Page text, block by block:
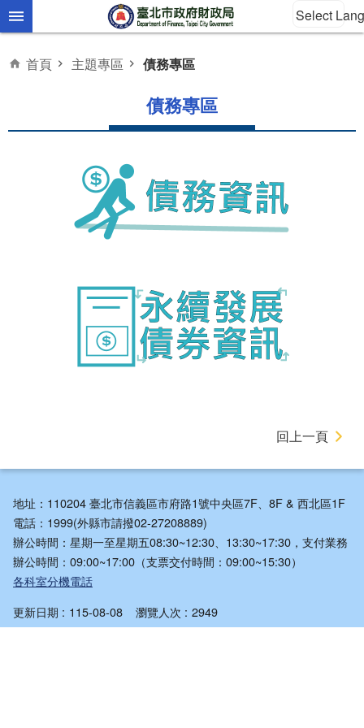
跳到主要內容區塊 Select
首頁 主題專區 債務專區
債務專區
回上一頁
地址：110204 臺北市信義區市府路1號中央區7F、8F & 西北區1F
電話：1999(外縣市請撥02-27208889)
辦公時間：星期一至星期五08:30~12:30、13:30~17:30，支付業務
辦公時間：09:00~17:00（支票交付時間：09:00~15:30）
各科室分機電話
更新日期
115-08-08 瀏覽人次 2949